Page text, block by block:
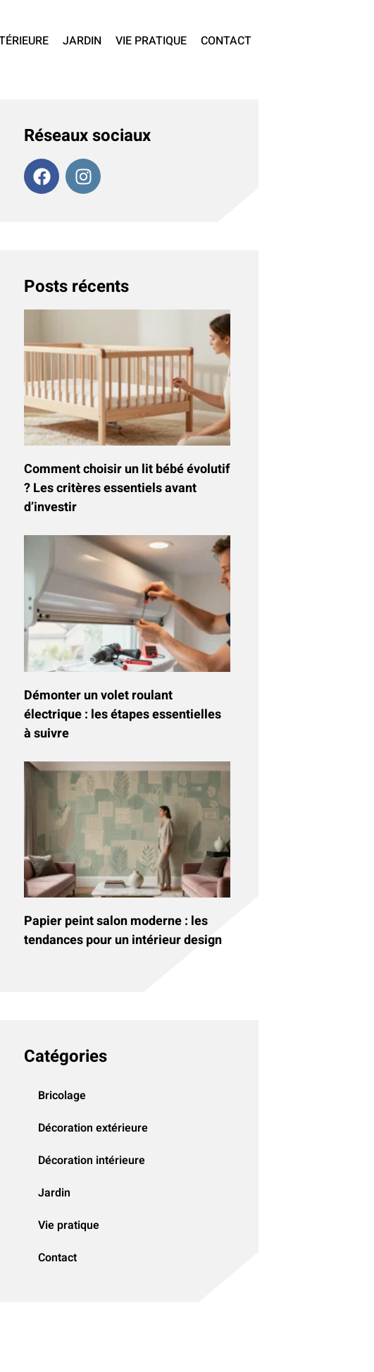
JARDIN VIE PRATIQUE CONTACT
Réseaux sociaux
Posts récents
Comment choisir un lit bébé évolutif
? Les critères essentiels avant
d’investir
Démonter un volet roulant
électrique : les étapes essentielles
à suivre
Papier peint salon moderne : les
tendances pour un intérieur design
Catégories
Bricolage
Décoration extérieure
Décoration intérieure
Jardin
Vie pratique
Contact